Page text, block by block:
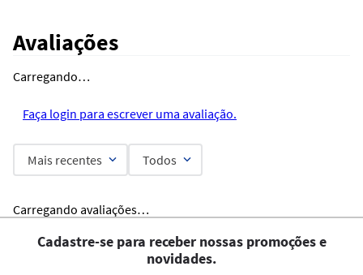
Avaliações
Carregando…
Faça login para escrever uma avaliação.
Mais recentes Todos
Carregando avaliações…
Cadastre-se para receber nossas promoções e
novidades.